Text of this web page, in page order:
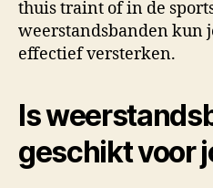
thuis traint of in de
weerstandsbanden kun
effectief versterken.
Is
geschikt voor